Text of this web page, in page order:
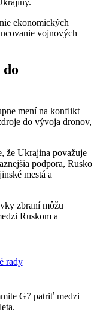
ekonomických
vojnových
mení na konflikt
do vývoja dronov,
že Ukrajina považuje
podpora, Rusko
mestá a
zbraní môžu
Ruskom a
G7 patriť medzi